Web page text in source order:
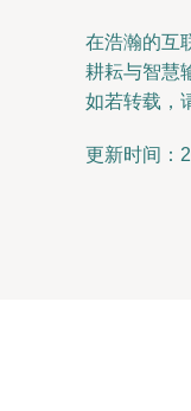
在浩瀚的互
耕耘与智慧
如若转载，
更新时间：